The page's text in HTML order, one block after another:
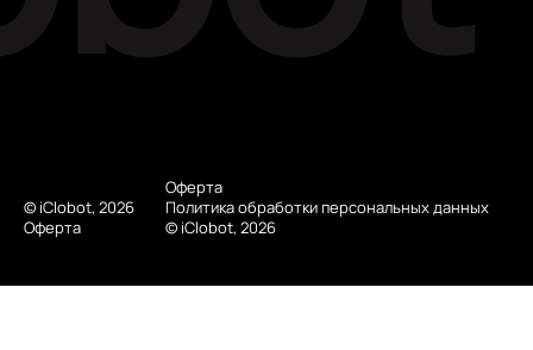
© iClobot, 2026
Оферта
Оферта
Политика обработки персональных данных
© iClobot, 2026